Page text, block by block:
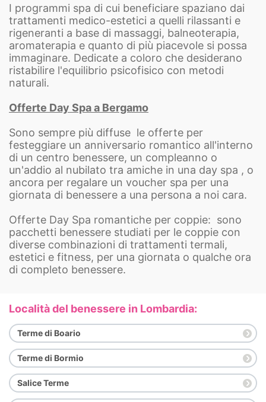
I programmi spa di cui beneficiare spaziano dai
trattamenti medico-estetici a quelli rilassanti e
rigeneranti a base di massaggi, balneoterapia,
aromaterapia e quanto di più piacevole si possa
immaginare. Dedicate a coloro che desiderano
ristabilire l'equilibrio psicofisico con metodi
naturali.
Offerte Day Spa a Bergamo
Sono sempre più diffuse le offerte per
festeggiare un anniversario romantico all'interno
di un centro benessere, un compleanno o
un'addio al nubilato tra amiche in una day spa , o
ancora per regalare un voucher spa per una
giornata di benessere a una persona a noi cara.
Offerte Day Spa romantiche per coppie: sono
pacchetti benessere studiati per le coppie con
diverse combinazioni di trattamenti termali,
estetici e fitness, per una giornata o qualche ora
di completo benessere.
Località del benessere in Lombardia:
Terme di Boario
Terme di Bormio
Salice Terme